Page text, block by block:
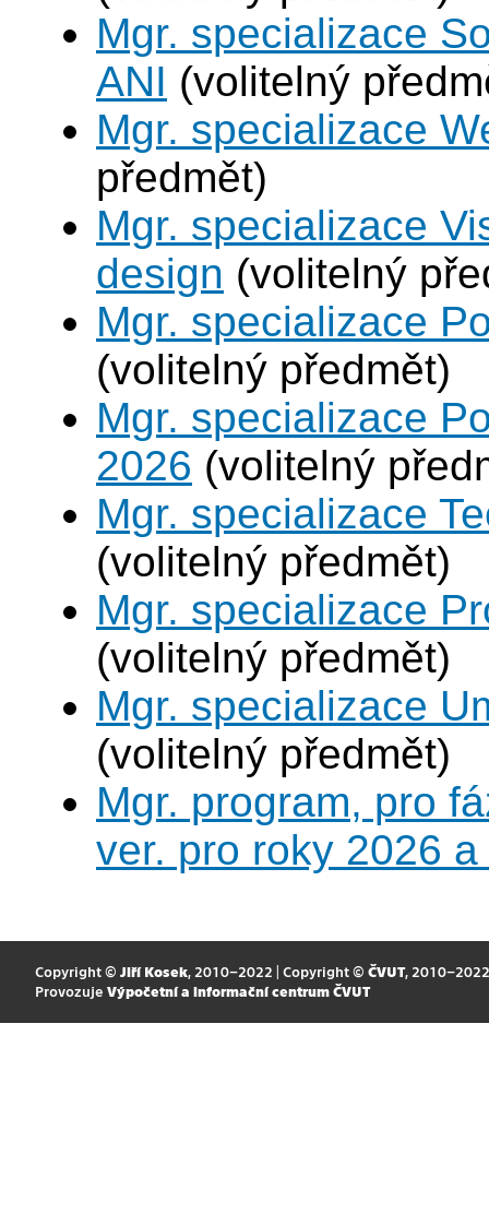
Mgr. specializace
ANI (volitelný
Mgr. specializace
předmět)
Mgr. specializace
design (volitelný
Mgr. specializace
(volitelný předmět)
Mgr. specializace
2026 (volitelný
Mgr. specializace
(volitelný předmět)
Mgr. specializace
(volitelný předmět)
Mgr. specializace
(volitelný předmět)
Mgr. program, pro
ver. pro roky 2026
Copyright © Jiří Kosek, 2010–2022 | Copyright © ČVUT, 2010–2022
Provozuje Výpočetní a informační centrum ČVUT